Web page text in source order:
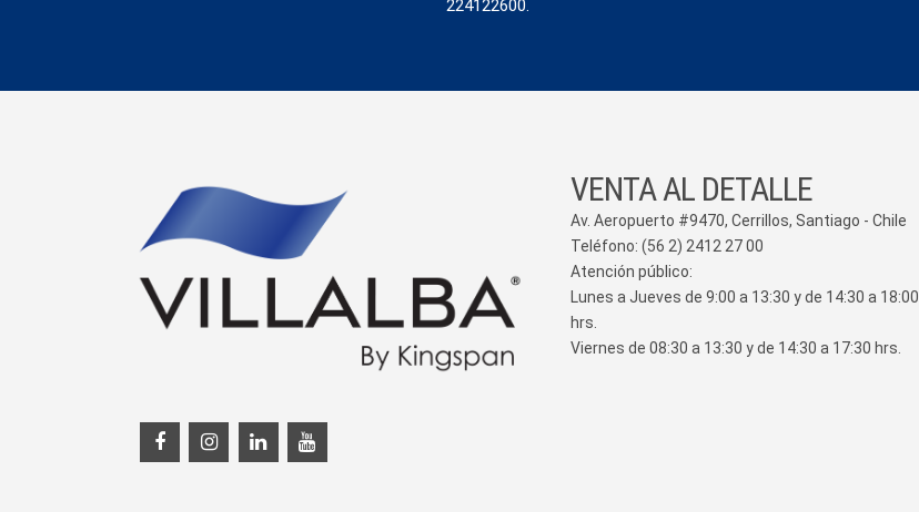
224122600.
VENTA AL DETALLE
Av. Aeropuerto #9470, Cerrillos, Santiago - Chile
Teléfono: (56 2) 2412 27 00
Atención público:
Lunes a Jueves de 9:00 a 13:30 y de 14:30 a 18:00
hrs.
Viernes de 08:30 a 13:30 y de 14:30 a 17:30 hrs.